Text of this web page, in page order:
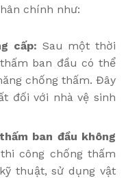
chính như:
cấp: Sau một thời
ban đầu có thể
chống thấm. Đây
đối với nhà vệ sinh
ban đầu không
công chống thấm
thuật, sử dụng vật